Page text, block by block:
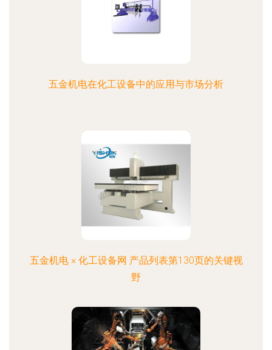
五金机电在化工设备中的应用与市场分析
五金机电 × 化工设备网 产品列表第130页的关键视
野